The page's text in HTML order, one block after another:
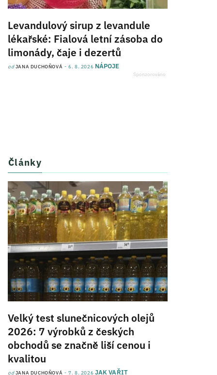
Levandulový sirup z levandule
lékařské: Fialová letní zásoba do
limonády, čaje i dezertů
odJANA DUCHOŇOVÁ 6. 8. 2026 NÁPOJE
Články
Velký test slunečnicových olejů
2026: 7 výrobků z českých
obchodů se značně liší cenou i
kvalitou
odJANA DUCHOŇOVÁ 7. 8. 2026 JAK VAŘIT